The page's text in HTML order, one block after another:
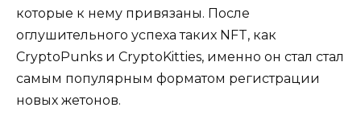
которые к нему привязаны. После
оглушительного успеха таких NFT, как
CryptoPunks и CryptoKitties, именно он стал стал
самым популярным форматом регистрации
новых жетонов.